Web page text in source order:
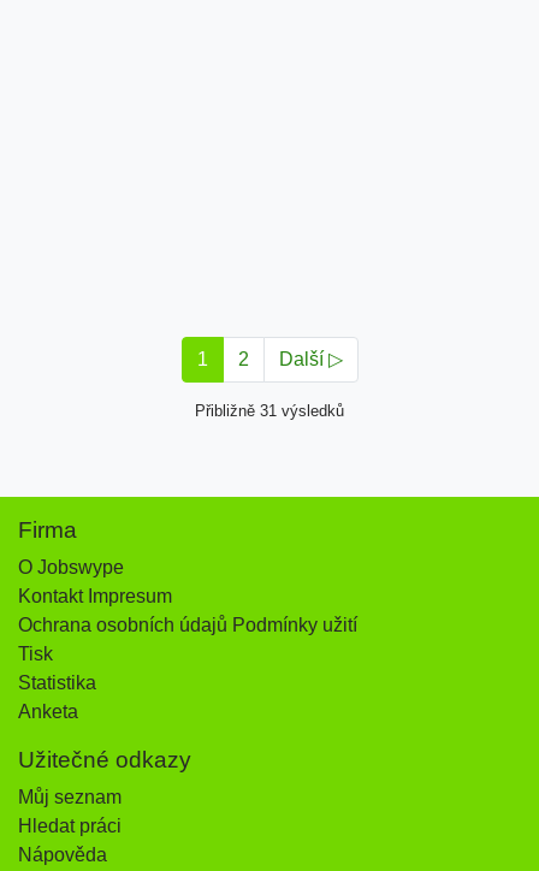
1 2 Další ▷
Přibližně 31 výsledků
Firma
O Jobswype
Kontakt Impresum
Ochrana osobních údajů Podmínky užití
Tisk
Statistika
Anketa
Užitečné odkazy
Můj seznam
Hledat práci
Nápověda